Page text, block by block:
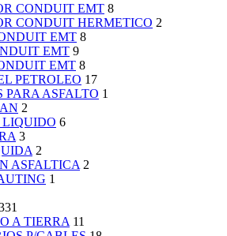
CONDUIT EMT 8
CONDUIT HERMETICO 2
EMT 8
EMT 9
EMT 8
PETROLEO 17
PARA ASFALTO 1
2
LIQUIDO 6
3
2
ASFALTICA 2
1
A TIERRA 11